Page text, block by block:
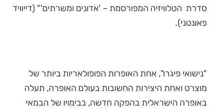
סדרת הטלוויזיה המפורסמת – 'אדונים ומשרתים'" (דייוויד
פאונטני).
"נישואי פיגרו", אחת האופרות הפופולאריות ביותר של
מוצרט ואחת היצירות החשובות בעולם האופרה, תעלה
באופרה הישראלית בהפקה חדשה, בבימויו של הבמאי